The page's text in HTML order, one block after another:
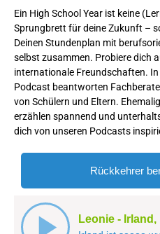
Ein High School Year ist keine
Sprungbrett für deine Zukunft –
Deinen Stundenplan mit
selbst zusammen. Probiere dich
internationale Freundschaften.
Podcast beantworten
von Schülern und Eltern.
erzählen spannend und
dich von unseren Podcasts
Rückkehrer